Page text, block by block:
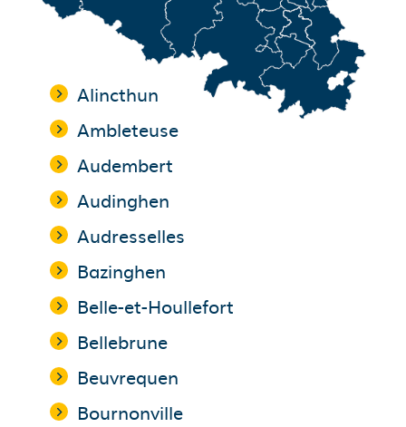
Alincthun
Ambleteuse
Audembert
Audinghen
Audresselles
Bazinghen
Belle-et-Houllefort
Bellebrune
Beuvrequen
Bournonville